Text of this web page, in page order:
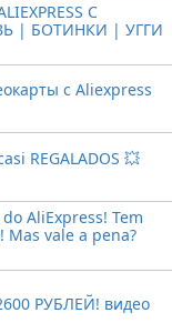
С
| БОТИНКИ | УГГИ
с Aliexpress
REGALADOS 💥
AliExpress! Tem
Mas vale a pena?
РУБЛЕЙ! видео